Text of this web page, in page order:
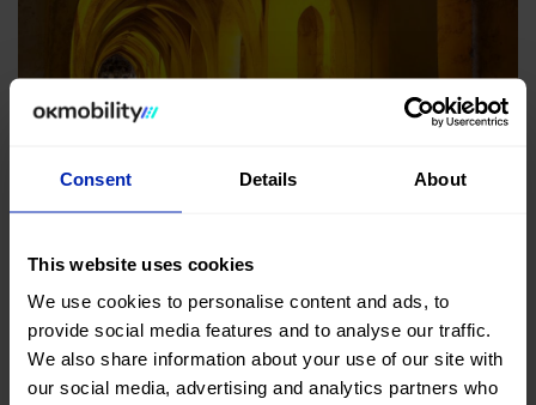
Consent Details About
This website uses cookies
We use cookies to personalise content and ads, to
provide social media features and to analyse our traffic.
We also share information about your use of our site with
our social media, advertising and analytics partners who
Plaza Nueva
Este también es uno de los lugares en los que tienes
que hacer una parada. Fue diseñada para
proporcionar un espacio más abierto y una nueva
perspectiva de la catedral.